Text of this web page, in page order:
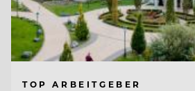
TOP ARBEITGEBER